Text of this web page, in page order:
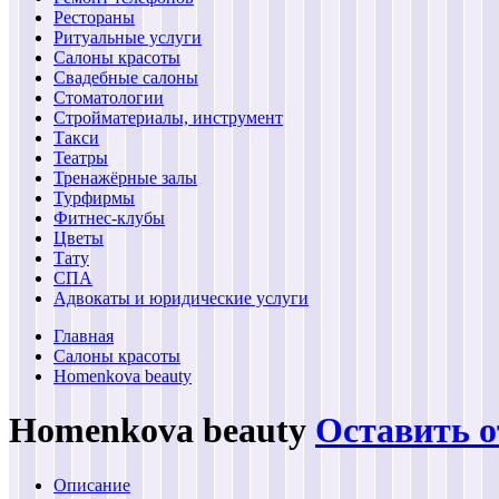
Рестораны
Ритуальные услуги
Салоны красоты
Свадебные салоны
Стоматологии
Стройматериалы, инструмент
Такси
Театры
Тренажёрные залы
Турфирмы
Фитнес-клубы
Цветы
Тату
СПА
Адвокаты и юридические услуги
Главная
Салоны красоты
Homenkova beauty
Homenkova beauty Оставить
Описание